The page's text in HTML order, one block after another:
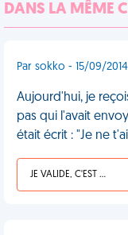
DANS LA MÊME
Par sokko - 15/09/
Aujourd'hui, je
pas qui l'avait
était écrit : "Je ne
JE VALIDE, C'EST UNE VDM